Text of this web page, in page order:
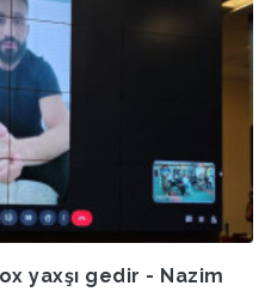
yaxşı gedir - Nazim